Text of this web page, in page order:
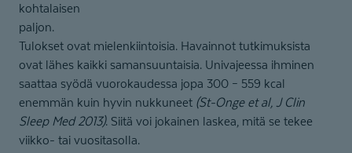
kohtalaisen
paljon.
Tulokset ovat mielenkiintoisia. Havainnot tutkimuksista
ovat lähes kaikki samansuuntaisia. Univajeessa ihminen
saattaa syödä vuorokaudessa jopa 300 – 559 kcal
enemmän kuin hyvin nukkuneet (St-Onge et al, J Clin
Sleep Med 2013). Siitä voi jokainen laskea, mitä se tekee
viikko- tai vuositasolla.